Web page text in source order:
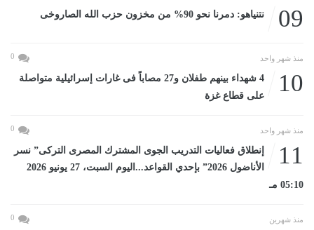
09 نتنياهو: دمرنا نحو 90% من مخزون حزب الله الصاروخى
منذ شهر واحد 0
10
4 شهداء بينهم طفلان و27 مصاباً فى غارات إسرائيلية متواصلة
على قطاع غزة
منذ شهر واحد 0
11
إنطلاق فعاليات التدريب الجوى المشترك المصرى التركى” نسر
الأناضول 2026” بإحدي القواعد...اليوم السبت، 27 يونيو 2026
05:10 مـ
منذ شهرين 0